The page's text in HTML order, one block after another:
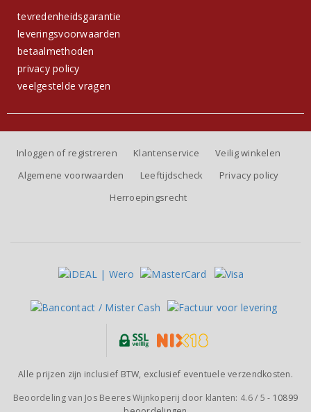
tevredenheidsgarantie
leveringsvoorwaarden
betaalmethoden
privacy policy
veelgestelde vragen
Inloggen of registreren Klantenservice
Veilig winkelen
Algemene voorwaarden
Leeftijdscheck
Privacy policy
Herroepingsrecht
Alle prijzen zijn inclusief BTW, exclusief eventuele verzendkosten.
Beoordeling van Jos Beeres Wijnkoperij door klanten: 4.6/ 5 - 10899